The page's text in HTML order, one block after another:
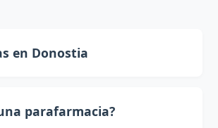
en Donostia
parafarmacia?